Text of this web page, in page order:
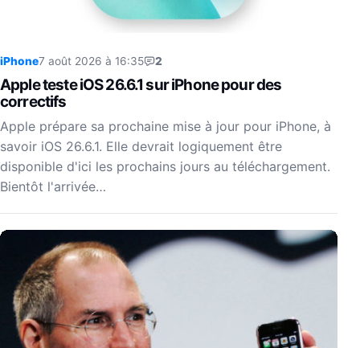
iPhone7 août 2026 à 16:35 2
Apple teste iOS 26.6.1 sur iPhone pour des
correctifs
Apple prépare sa prochaine mise à jour pour iPhone, à
savoir iOS 26.6.1. Elle devrait logiquement être
disponible d'ici les prochains jours au téléchargement.
Bientôt l'arrivée…